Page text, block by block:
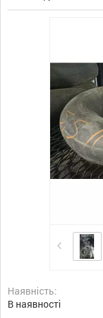
Наявність:
В наявності